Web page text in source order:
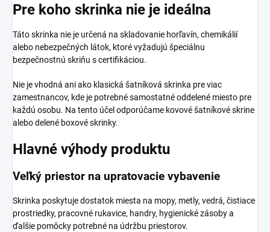
Pre koho skrinka nie je ideálna
Táto skrinka nie je určená na skladovanie horľavín, chemikálií
alebo nebezpečných látok, ktoré vyžadujú špeciálnu
bezpečnostnú skriňu s certifikáciou.
Nie je vhodná ani ako klasická šatníková skrinka pre viac
zamestnancov, kde je potrebné samostatné oddelené miesto pre
každú osobu. Na tento účel odporúčame kovové šatníkové skrine
alebo delené boxové skrinky.
Hlavné výhody produktu
Veľký priestor na upratovacie vybavenie
Skrinka poskytuje dostatok miesta na mopy, metly, vedrá, čistiace
prostriedky, pracovné rukavice, handry, hygienické zásoby a
ďalšie pomôcky potrebné na údržbu priestorov.